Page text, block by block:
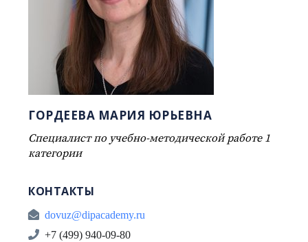
ГОРДЕЕВА МАРИЯ ЮРЬЕВНА
Специалист по учебно-методической работе 1
категории
КОНТАКТЫ
dovuz@dipacademy.ru
+7 (499) 940-09-80